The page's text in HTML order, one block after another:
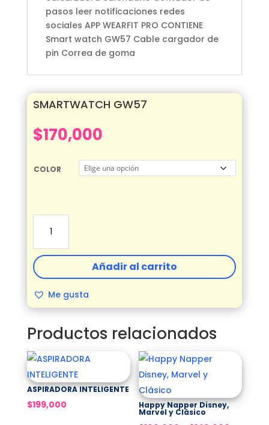
pasos leer notificaciones redes
sociales APP WEARFIT PRO CONTIENE
Smart watch GW57 Cable cargador de
pin Correa de goma
SMARTWATCH GW57
$170,000
COLOR
GW57
cantidad
Añadir al carrito
Me gusta
Productos relacionados
ASPIRADORA INTELIGENTE
$199,000
Happy Napper Disney,
Marvel y Clásico